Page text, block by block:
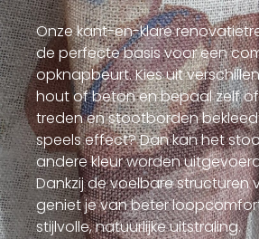
Onze kant-en-klare
de perfecte basis voor een
opknapbeurt. Kies uit
hout of beton en bepaal zelf
treden en stootborden
speels effect? Dan kan het
andere kleur worden
Dankzij de voelbare structuren
geniet je van beter
stijlvolle, natuurlijke uitstraling.